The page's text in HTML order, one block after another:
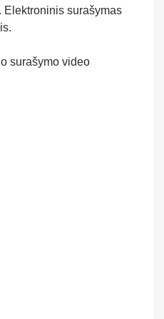
Elektroninis surašymas
surašymo video